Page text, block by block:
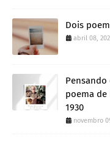
Dois
abril 08,
poema
1930
novembro